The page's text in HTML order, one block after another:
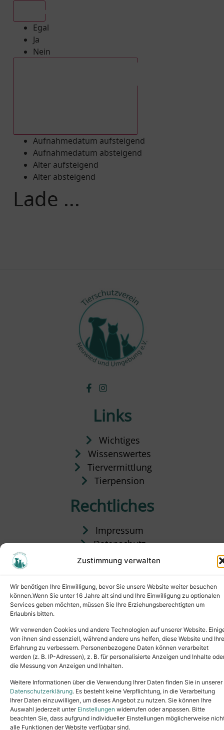
Zustimmung verwalten
Wir benötigen Ihre Einwilligung, bevor Sie unsere Website weiter besuchen
können.Wenn Sie unter 16 Jahre alt sind und Ihre Einwilligung zu optionalen
Services geben möchten, müssen Sie Ihre Erziehungsberechtigten um
Erlaubnis bitten.
Wir verwenden Cookies und andere Technologien auf unserer Website.
von ihnen sind essenziell, während andere uns helfen, diese Website und Ihre
Erfahrung zu verbessern. Personenbezogene Daten können verarbeitet
werden (z. B. IP-Adressen), z. B. für personalisierte Anzeigen und Inhalte
die Messung von Anzeigen und Inhalten.
Weitere Informationen über die Verwendung Ihrer Daten finden Sie in unserer
Datenschutzerklärung. Es besteht keine Verpflichtung, in die Verarbeitung
Ihrer Daten einzuwilligen, um dieses Angebot zu nutzen. Sie können Ihre
Auswahl jederzeit unter Einstellungen widerrufen oder anpassen. Bitte
beachten Sie, dass aufgrund individueller Einstellungen möglicherweise
alle Funktionen der Website verfügbar sind.
Egal
Ja
Nein
Aufnahmedatum aufsteigend
Aufnahmedatum absteigend
Alter aufsteigend
Alter absteigend
Lade ...
Links
Wichtiges
Wissenswertes
Tiervermittlung
Tierpension
Rechtliches
Impressum
Datenschutz
Satzung
Copyright © 2024. All rights reserved.
Tel.: (02631) 55356buero@tierheim-neuwied.de
Ludwigshof 1, 56567 Neuwied